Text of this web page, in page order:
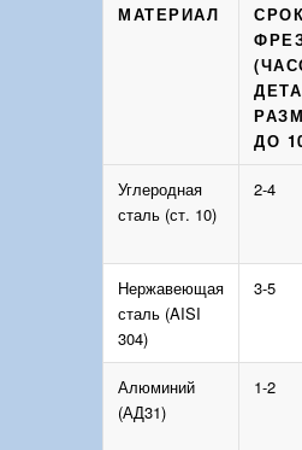
МАТЕРИАЛ
ДО
Углеродная
сталь (ст. 10)
2-4
Нержавеющая
сталь (AISI
304)
3-5
Алюминий
(АД31)
1-2